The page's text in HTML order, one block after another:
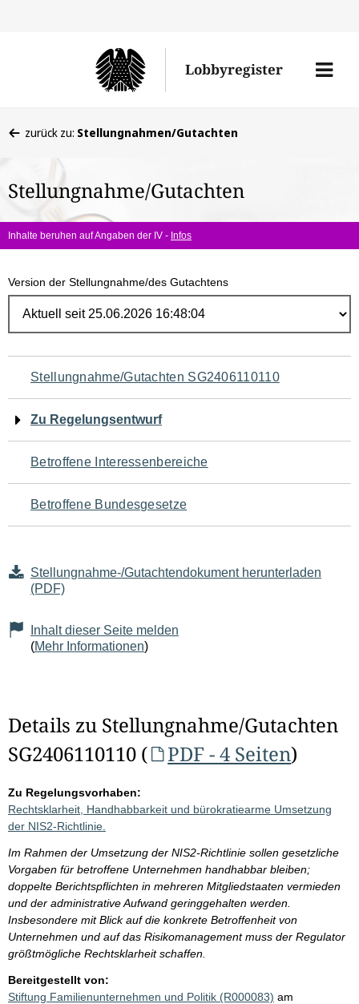
Lobbyregister
Menü
befinden
hier:
zurück zu: Stellungnahmen/Gutachten
Stellungnahme/Gutachten
Inhalte beruhen auf Angaben der IV - Infos
Version der Stellungnahme/des Gutachtens
Navigation
für
den
Seiteninhalt
Stellungnahme/Gutachten SG2406110110
Zu Regelungsentwurf
Betroffene Interessenbereiche
Betroffene Bundesgesetze
Stellungnahme-/Gutachtendokument herunterladen
(PDF)
Inhalt dieser Seite melden
(Mehr Informationen)
Details zu Stellungnahme/Gutachten
SG2406110110 (
PDF - 4 Seiten)
Zu Regelungsvorhaben:
Rechtsklarheit, Handhabbarkeit und bürokratiearme Umsetzung
der NIS2-Richtlinie.
Im Rahmen der Umsetzung der NIS2-Richtlinie sollen gesetzliche
Vorgaben für betroffene Unternehmen handhabbar bleiben;
doppelte Berichtspflichten in mehreren Mitgliedstaaten vermieden
und der administrative Aufwand geringgehalten werden.
Insbesondere mit Blick auf die konkrete Betroffenheit von
Unternehmen und auf das Risikomanagement muss der Regulator
größtmögliche Rechtsklarheit schaffen.
Bereitgestellt von:
Stiftung Familienunternehmen und Politik (R000083) am